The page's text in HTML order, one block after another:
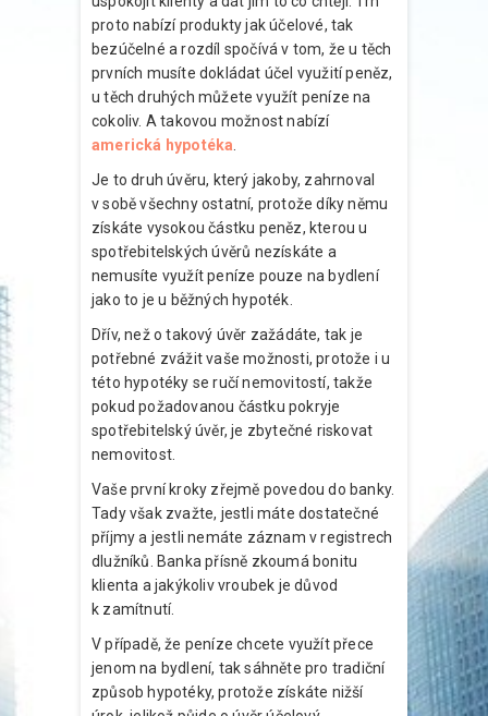
proto nabízí produkty jak účelové, tak
bezúčelné a rozdíl spočívá v tom, že u těch
prvních musíte dokládat účel využití peněz,
u těch druhých můžete využít peníze na
cokoliv. A takovou možnost nabízí
americká hypotéka
Je to druh úvěru, který jakoby, zahrnoval
v sobě všechny ostatní, protože díky němu
získáte vysokou částku peněz, kterou u
spotřebitelských úvěrů nezískáte a
nemusíte využít peníze pouze na bydlení
jako to je u běžných hypoték.
Dřív, než o takový úvěr zažádáte, tak je
potřebné zvážit vaše možnosti, protože i u
této hypotéky se ručí nemovitostí, takže
pokud požadovanou částku pokryje
spotřebitelský úvěr, je zbytečné riskovat
nemovitost.
Vaše první kroky zřejmě povedou do banky.
Tady však zvažte, jestli máte dostatečné
příjmy a jestli nemáte záznam v registrech
dlužníků. Banka přísně zkoumá bonitu
klienta a jakýkoliv vroubek je důvod
k zamítnutí.
V případě, že peníze chcete využít přece
jenom na bydlení, tak sáhněte pro tradiční
způsob hypotéky, protože získáte nižší